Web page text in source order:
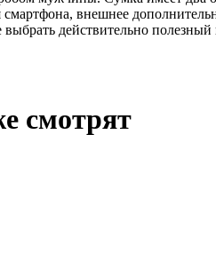
внешнее
действительно
смотрят